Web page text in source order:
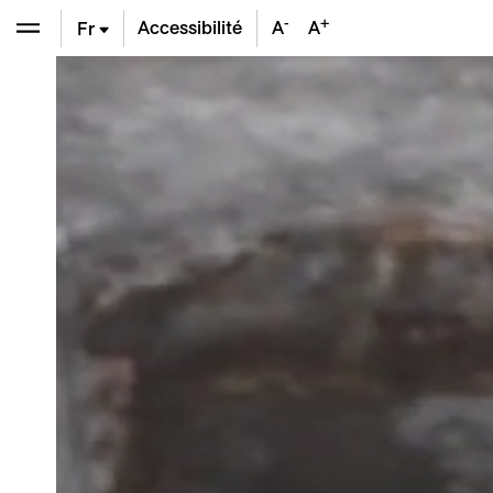
Fr Accessibilité A- A+